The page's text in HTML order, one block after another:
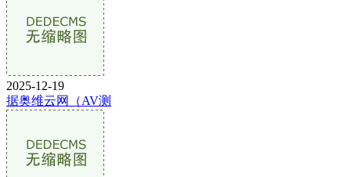
2025-12-19
据奥维云网（AV测